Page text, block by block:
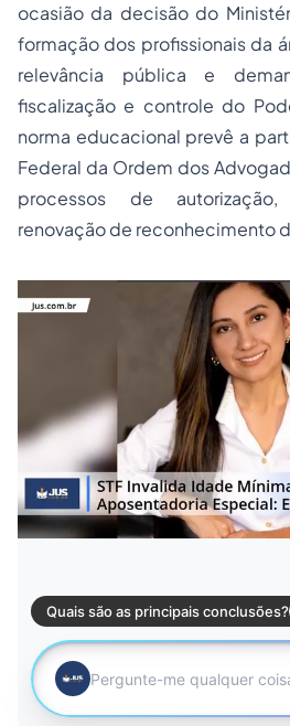
ocasião da decisão do
formação dos profissionais da
relevância pública e
fiscalização e controle do
norma educacional prevê a
Federal da Ordem dos
processos de
renovação de reconhecimento